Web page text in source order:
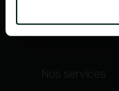
Nos métiers